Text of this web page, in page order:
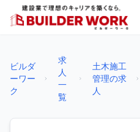
ビルダ
ーワー
ク
求
人
一
覧
土木施工
管理の求
人